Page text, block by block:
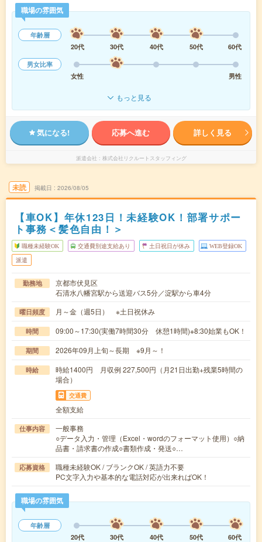
職場の雰囲気
年齢層
20代
30代 40代 50代
60代
男女比率
女性
男性
もっと見る
気になる! 応募へ進む 詳しく見る
派遣会社 株式会社リクルートスタッフィング
未読 掲載日 2026/08/05
【車OK】年休123日！未経験OK！部署サポー
ト事務＜髪色自由！＞
職種未経験OK 交通費別途支給あり 土日祝日が休み WEB登録OK
派遣
勤務地
京都市伏見区
石清水八幡宮駅から送迎バス5分／淀駅から車4分
曜日頻度 月～金（週5日） ※土日祝休み
時間 09:00～17:30(実働7時間30分 休憩1時間)※8:30始業もOK！
期間 2026年09月上旬～長期 ※9月～！
時給
時給1400円 月収例 227,500円（月21日出勤+残業5時間の
場合）
交通費
全額支給
仕事内容
一般事務
○データ入力・管理（Excel・wordのフォーマット使用）○納
品書・請求書の作成○書類作成・発送○…
応募資格
職種未経験OK / ブランクOK / 英語力不要
PC文字入力や基本的な電話対応が出来ればOK！
職場の雰囲気
年齢層
20代
30代 40代 50代
60代